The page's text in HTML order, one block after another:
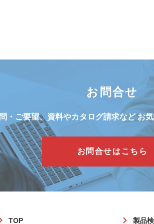
お問合せ
・ご要望、資料やカタログ請求などお気
お問合せはこちら
TOP 製品